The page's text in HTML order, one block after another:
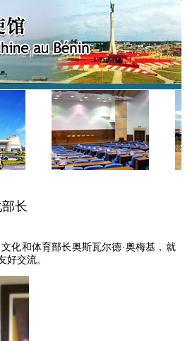
长
和体育部长奥斯瓦尔德·奥梅基，就
交流。